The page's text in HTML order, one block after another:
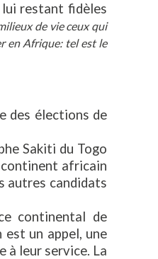
restant fidèles
de vie ceux qui
en Afrique: tel est le
des élections de
Sakiti du Togo
continent africain
autres candidats
continental de
un appel, une
à leur service. La